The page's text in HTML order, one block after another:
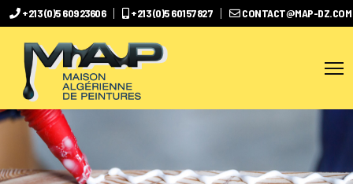
+213 (0)5 60923606 +213 (0)5 60157827 CONTACT@MAP-DZ.COM